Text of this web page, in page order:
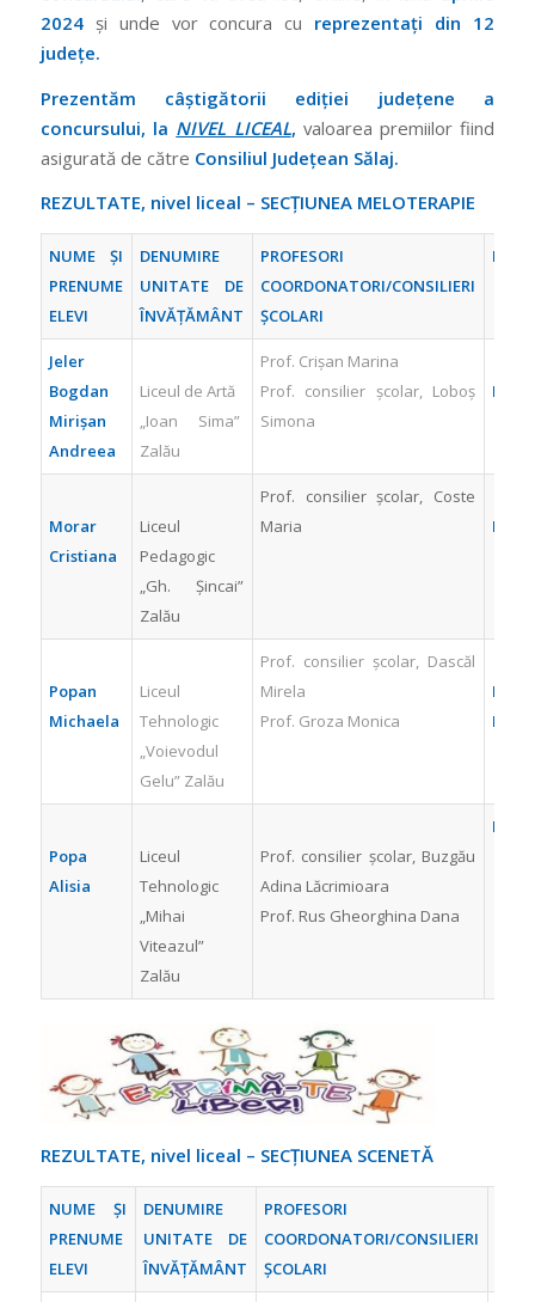
2024și unde vor concura cu reprezentați din 12
județe.
Prezentăm câștigătorii ediției județene a
concursului, la NIVEL LICEAL, valoarea premiilor fiind
asigurată de către Consiliul Județean Sălaj.
REZULTATE, nivel liceal – SECȚIUNEA MELOTERAPIE
NUME ȘI
PRENUME
ELEVI
DENUMIRE
UNITATE DE
ÎNVĂȚĂMÂNT
PROFESORI
COORDONATORI/CONSILIERI
ȘCOLARI
Jeler
Bogdan
Mirişan
Andreea
Liceul de Artă
„Ioan Sima”
Zalău
Prof. Crişan Marina
Prof. consilier şcolar, Loboş
Simona
Morar
Cristiana
Liceul
Pedagogic
„Gh. Șincai”
Zalău
Prof. consilier şcolar, Coste
Maria
Popan
Michaela
Liceul
Tehnologic
„Voievodul
Gelu” Zalău
Prof. consilier şcolar, Dascăl
Mirela
Prof. Groza Monica
III
Popa
Alisia
Liceul
Tehnologic
„Mihai
Viteazul”
Zalău
Prof. consilier şcolar, Buzgău
Adina Lăcrimioara
Prof. Rus Gheorghina Dana
REZULTATE, nivel liceal – SECȚIUNEA SCENETĂ
NUME ȘI
PRENUME
ELEVI
DENUMIRE
UNITATE DE
ÎNVĂȚĂMÂNT
PROFESORI
COORDONATORI/CONSILIERI
ȘCOLARI